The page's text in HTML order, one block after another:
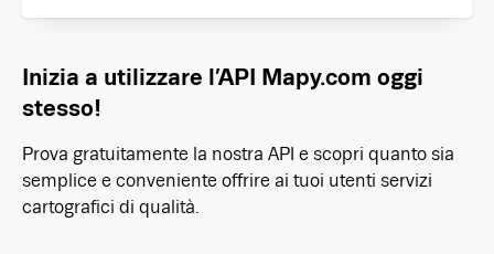
Inizia a utilizzare l’API Mapy.com oggi
stesso!
Prova gratuitamente la nostra API e scopri quanto sia
semplice e conveniente offrire ai tuoi utenti servizi
cartografici di qualità.